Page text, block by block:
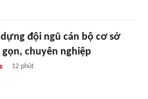
đội ngũ cán bộ cơ sở
chuyên nghiệp
12 phút